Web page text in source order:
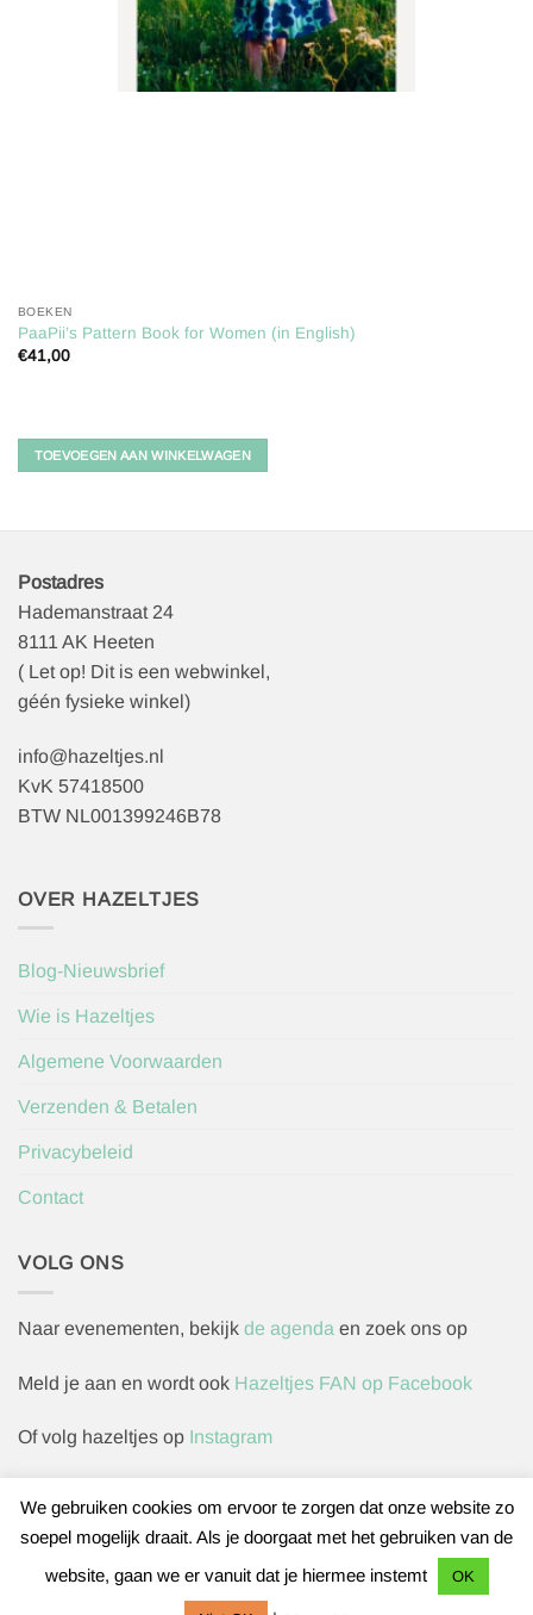
BOEKEN
PaaPii’s Pattern Book for Women (in English)
€41,00
TOEVOEGEN AAN WINKELWAGEN
Postadres
Hademanstraat 24
8111 AK Heeten
( Let op! Dit is een webwinkel,
géén fysieke winkel)
info@hazeltjes.nl
KvK 57418500
BTW NL001399246B78
OVER HAZELTJES
Blog-Nieuwsbrief
Wie is Hazeltjes
Algemene Voorwaarden
Verzenden & Betalen
Privacybeleid
Contact
VOLG ONS
Naar evenementen, bekijk de agenda en zoek ons op
Meld je aan en wordt ook Hazeltjes FAN op Facebook
Of volg hazeltjes op Instagram
Herroepingsverzoek indienen
IDeal
We gebruiken cookies om ervoor te zorgen dat onze website zo
soepel mogelijk draait. Als je doorgaat met het gebruiken van de
website, gaan we er vanuit dat je hiermee instemt
OK